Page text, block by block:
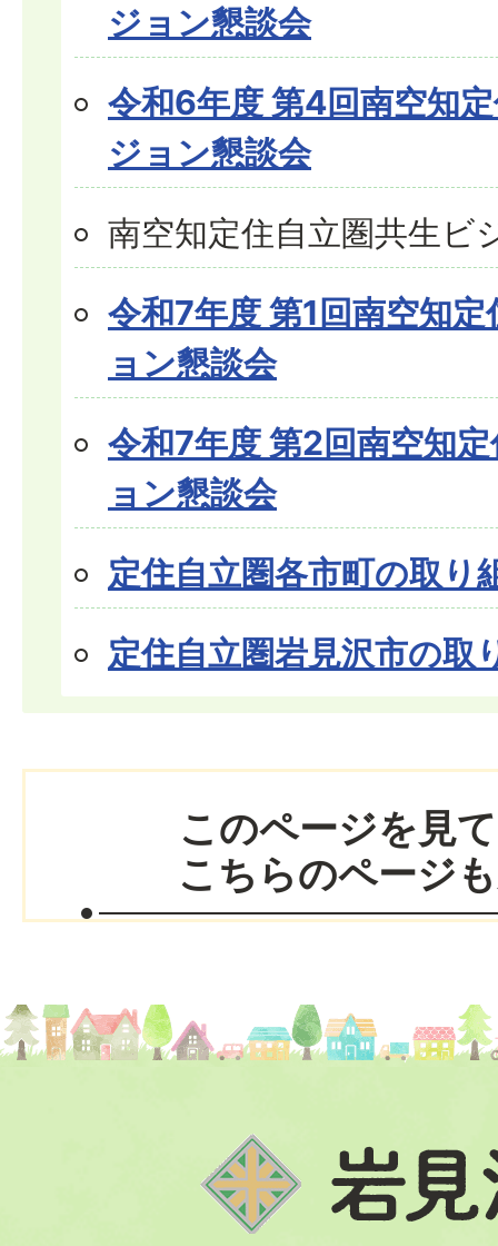
ジョン懇談会
令和6年度 第4回南空知
ジョン懇談会
南空知定住自立圏共生ビ
令和7年度 第1回南空知
ョン懇談会
令和7年度 第2回南空知
ョン懇談会
定住自立圏各市町の取り
定住自立圏岩見沢市の取
このページを見
こちらのページ